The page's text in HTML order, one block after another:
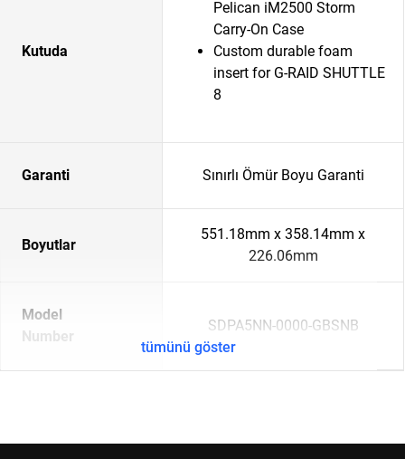
Kutuda
Pelican iM2500 Storm
Carry-On Case
Custom durable foam
insert for G-RAID SHUTTLE
8
Garanti Sınırlı Ömür Boyu Garanti
Boyutlar
551.18mm x 358.14mm x
226.06mm
Model
Number
SDPA5NN-0000-GBSNB
tümünü göster